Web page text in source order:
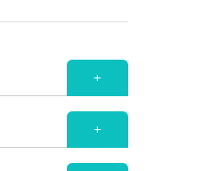
+
+